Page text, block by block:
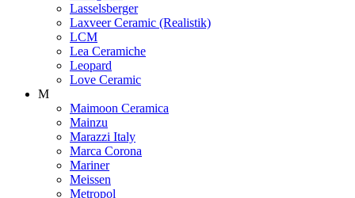
Lasselsberger
Laxveer Ceramic (Realistik)
LCM
Lea Ceramiche
Leopard
Love Ceramic
M
Maimoon Ceramica
Mainzu
Marazzi Italy
Marca Corona
Mariner
Meissen
Metropol